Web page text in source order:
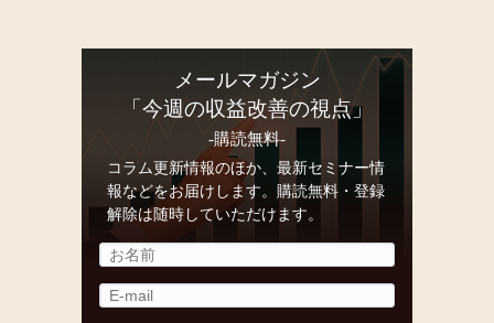
メールマガジン
「今週の収益改善の視点」
-購読無料-
コラム更新情報のほか、最新セミナー情
報などをお届けします。購読無料・登録
解除は随時していただけます。